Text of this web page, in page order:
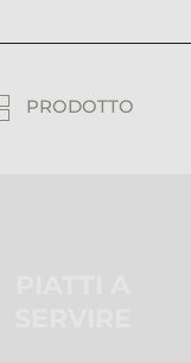
PRODOTTO